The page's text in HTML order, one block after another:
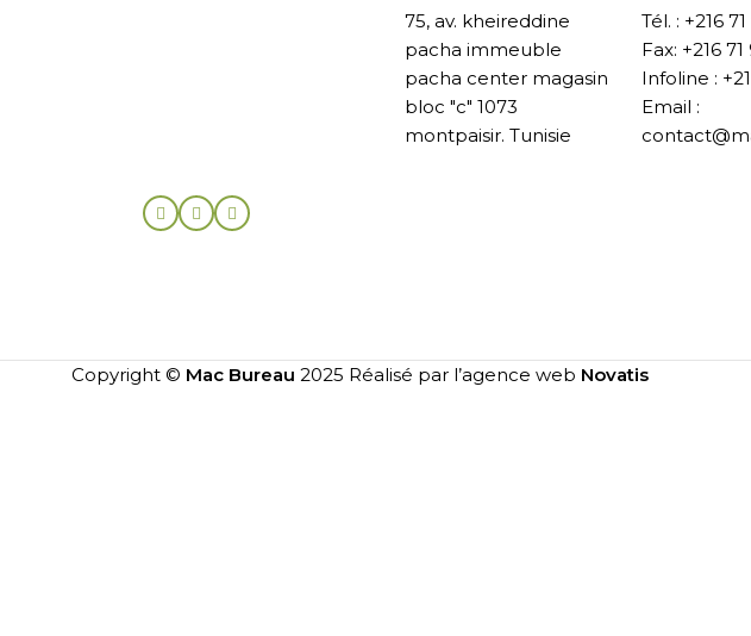
75, av. kheireddine
pacha immeuble
pacha center magasin
bloc "c" 1073
montpaisir. Tunisie
Tél. : +216
Fax: +216
Infoline :
Email :
Copyright © Mac Bureau 2025 Réalisé par l’agence web Novatis